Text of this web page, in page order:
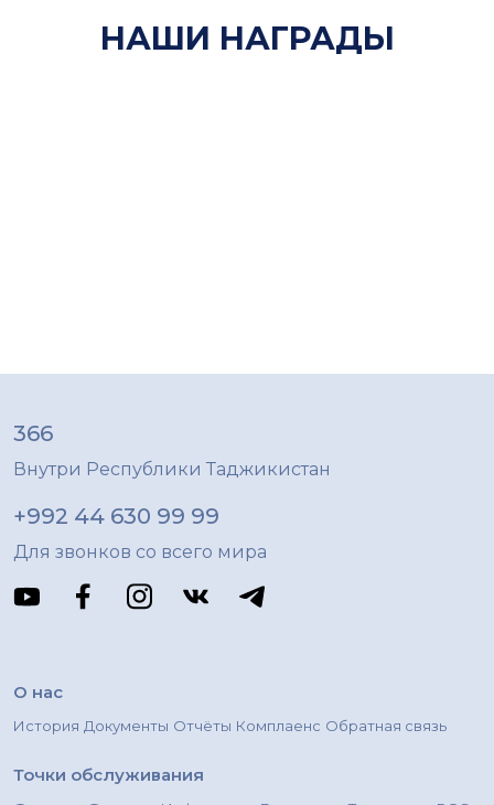
НАШИ НАГРАДЫ
О нас
История Документы Отчёты Комплаенс Обратная связь
Точки обслуживания
366
Внутри Республики Таджикистан
+992 44 630 99 99
Для звонков со всего мира